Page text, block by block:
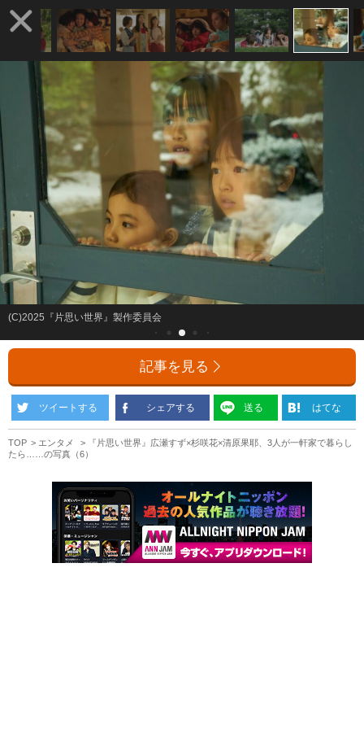
(C)2025『片思い世界』製作委員会
記事を見る
ツイートする シェアする 送る はてな
TOP エンタメ
『片思い世界』広瀬すず×杉咲花×清原果耶、3人が一軒家で暮らし
たら……の写真（6）